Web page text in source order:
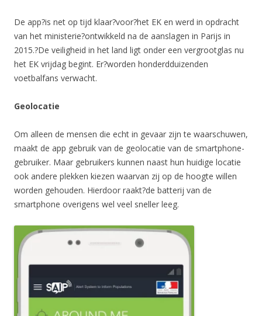
De app?is net op tijd klaar?voor?het EK en werd in opdracht
van het ministerie?ontwikkeld na de aanslagen in Parijs in
2015.?De veiligheid in het land ligt onder een vergrootglas nu
het EK vrijdag begint. Er?worden honderdduizenden
voetbalfans verwacht.
Geolocatie
Om alleen de mensen die echt in gevaar zijn te waarschuwen,
maakt de app gebruik van de geolocatie van de smartphone-
gebruiker. Maar gebruikers kunnen naast hun huidige locatie
ook andere plekken kiezen waarvan zij op de hoogte willen
worden gehouden. Hierdoor raakt?de batterij van de
smartphone overigens wel veel sneller leeg.